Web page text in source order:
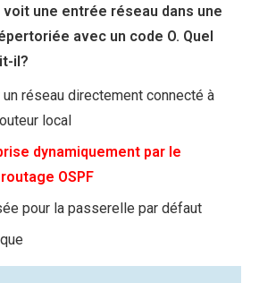
voit une entrée réseau dans une
avec un code O. Quel
il?
réseau directement connecté à
local
dynamiquement par le
OSPF
pour la passerelle par défaut